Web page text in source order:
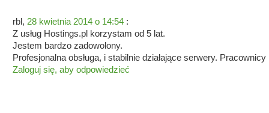
rbl, 28 kwietnia 2014 o 14:54 :
Z usług Hostings.pl korzystam od 5 lat.
Jestem bardzo zadowolony.
Profesjonalna obsługa, i stabilnie działające serwery.
Zaloguj się, aby odpowiedzieć